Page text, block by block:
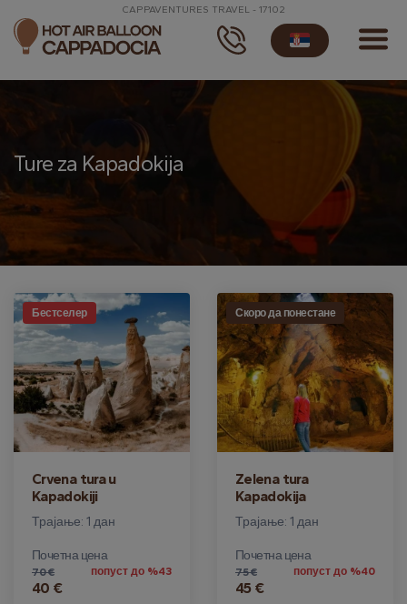
CAPPAVENTURES TRAVEL - 17102
Ture za Kapadokija
Бестселер
Crvena tura u
Kapadokiji
Трајање: 1 дан
Почетна цена
70 €
40 €
попуст до %43
Скоро да понестане
Zelena tura
Kapadokija
Трајање: 1 дан
Почетна цена
75 €
45 €
попуст до %40